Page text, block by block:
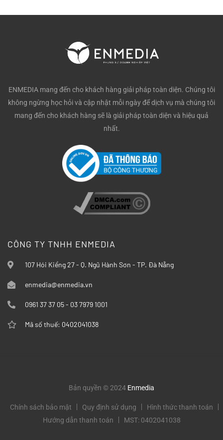
ENMEDIA mang đến cho khách hàng giải pháp toàn diện. Chúng tôi
không ngừng học hỏi và cập nhật mỗi ngày để dịch vụ mà chúng tôi
mang đến cho khách hàng sẽ là giải pháp toàn diện và hiệu quả
nhất.
CÔNG TY TNHH ENMEDIA
107 Hói Kiểng 27 - Q. Ngũ Hành Sơn - TP. Đà Nẵng
enmedia@enmedia.vn
0961 37 37 05 - 03 7979 1001
Mã số thuế: 0402041038
Bản quyền © 2024 Enmedia
Chính sách bảo mật Quy định sử dụng
Hình thức thanh toán
Hướng dẫn thanh toán
MST: 0402041038